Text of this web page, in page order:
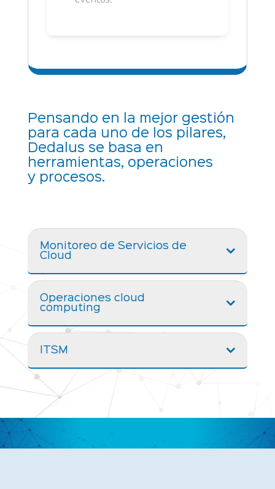
Pensando en la mejor gestión
para cada uno de los pilares,
Dedalus se basa en
herramientas, operaciones
y procesos.
Monitoreo de Servicios de
Cloud
Operaciones cloud
computing
ITSM